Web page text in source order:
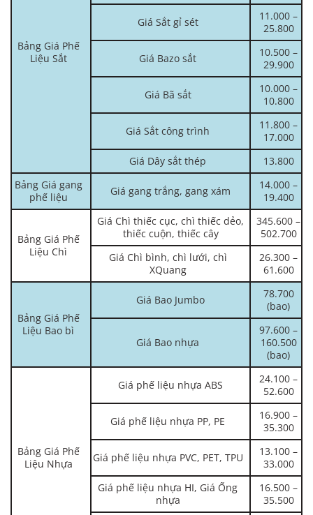
Bảng Giá Phế
Liệu Sắt
Giá Sắt gỉ sét
11.000 –
25.800
Giá Bazo sắt
10.500 –
29.900
Giá Bã sắt
10.000 –
10.800
Giá Sắt công trình
11.800 –
17.000
Giá Dây sắt thép
13.800
Bảng Giá gang
phế liệu
Giá gang trắng, gang xám
14.000 –
19.400
Bảng Giá Phế
Liệu Chì
Giá Chì thiếc cục, chì thiếc dẻo,
thiếc cuộn, thiếc cây
345.600 –
502.700
Giá Chì bình, chì lưới, chì
XQuang
26.300 –
61.600
Bảng Giá Phế
Liệu Bao bì
Giá Bao Jumbo
78.700
(bao)
Giá Bao nhựa
97.600 –
160.500
(bao)
Bảng Giá Phế
Liệu Nhựa
Giá phế liệu nhựa ABS
24.100 –
52.600
Giá phế liệu nhựa PP, PE
16.900 –
35.300
Giá phế liệu nhựa PVC, PET, TPU
13.100 –
33.000
Giá phế liệu nhựa HI, Giá Ống
nhựa
16.500 –
35.500